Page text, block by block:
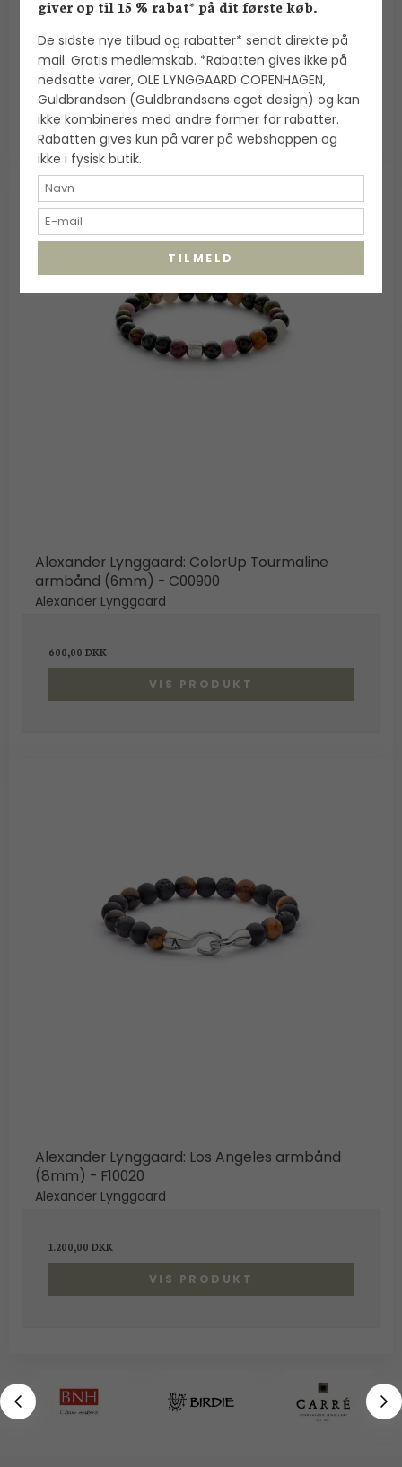
Alexander Lynggaard
700,00 DKK
VIS PRODUKT
Alexander Lynggaard: ColorUp Tourmaline
armbånd (6mm) - C00900
Alexander Lynggaard
600,00 DKK
VIS PRODUKT
Alexander Lynggaard: Los Angeles armbånd
(8mm) - F10020
Alexander Lynggaard
1.200,00 DKK
VIS PRODUKT
giver op til 15 % rabat* på dit første køb.
De sidste nye tilbud og rabatter* sendt direkte på
mail. Gratis medlemskab. *Rabatten gives ikke på
nedsatte varer, OLE LYNGGAARD COPENHAGEN,
Guldbrandsen (Guldbrandsens eget design) og kan
ikke kombineres med andre former for rabatter.
Rabatten gives kun på varer på webshoppen og
ikke i fysisk butik.
TILMELD